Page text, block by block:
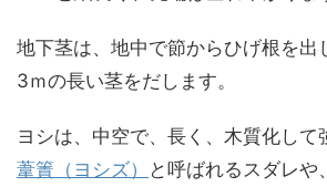
地下茎は、地中で節からひげ根を出
3ｍの長い茎をだします。
ヨシは、中空で、長く、木質化して
葦簀（ヨシズ）
と呼ばれるスダレや、